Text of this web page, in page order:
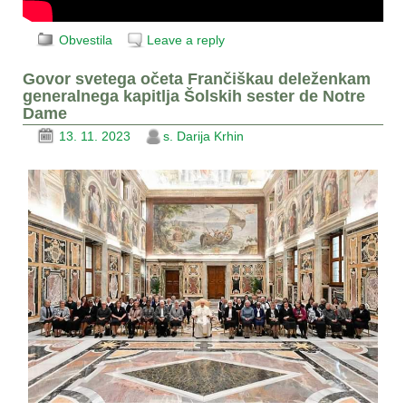
Obvestila Leave a reply
Govor svetega očeta Frančiškau deleženkam
generalnega kapitlja Šolskih sester de Notre
Dame
13. 11. 2023 s. Darija Krhin